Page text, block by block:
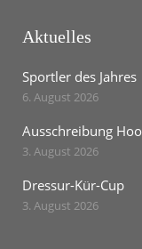
Aktuelles
Sportler des Jahres
6. August 2026
Ausschreibung
3. August 2026
Dressur-Kür-Cup
3. August 2026